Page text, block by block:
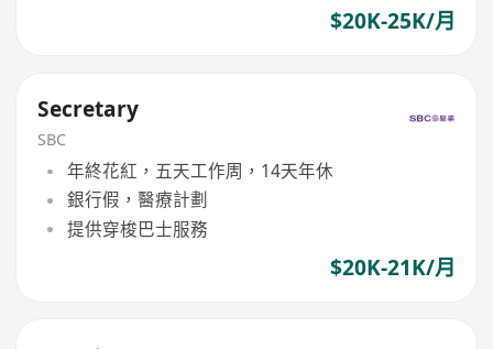
$20K-25K/月
Secretary
SBC
年終花紅，五天工作周，14天年休
銀行假，醫療計劃
提供穿梭巴士服務
$20K-21K/月